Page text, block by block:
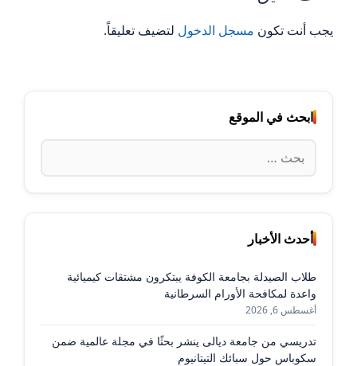
يجب أنت تكون مسجل الدخول لتضيف تعليقاً.
ابحث في الموقع
البحث
عن:
أحدث الأخبار
طلاب الصيدلة بجامعة الكوفة يبتكرون مشتقات كيميائية
واعدة لمكافحة الأورام السرطانية
أغسطس 6, 2026
تدريسي من جامعة ديالى ينشر بحثًا في مجلة عالمية ضمن
سكوباس حول سبائك التيتانيوم